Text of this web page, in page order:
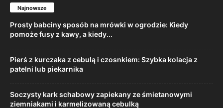
Najnowsze
Prosty babciny sposób na mrówki w ogrodzie: Kiedy
pomoże fusy z kawy, a kiedy...
Pierś z kurczaka z cebulą i czosnkiem: Szybka kolacja z
patelni lub piekarnika
Soczysty kark schabowy zapiekany ze śmietanowymi
ziemniakami i karmelizowaną cebulką